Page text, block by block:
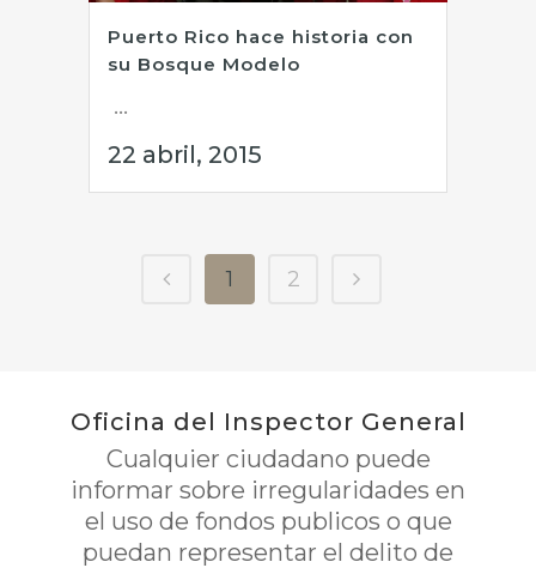
Puerto Rico hace historia con
su Bosque Modelo
...
22 abril, 2015
1 2
Oficina del Inspector General
Cualquier ciudadano puede
informar sobre irregularidades en
el uso de fondos publicos o que
puedan representar el delito de